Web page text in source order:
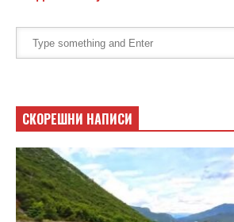
СКОРЕШНИ НАПИСИ